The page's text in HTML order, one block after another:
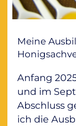
Meine
Anfang
und im
Abschluss
ich die